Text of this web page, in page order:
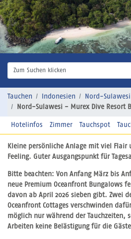
Zum Suchen klicken
Tauchen Indonesien
Nord-Sulawesi
Nord-Sulawesi - Murex Dive Resort
Hotelinfos Zimmer Tauchspot
Kleine persönliche Anlage mit viel Flair
Feeling. Guter Ausgangspunkt für
Bitte beachten: Von Anfang März bis
neue Premium Oceanfront Bungalows
davon ab April 2026 sieben gibt. Zwei
Oceanfront Cottages verschwinden
möglich nur während der Tauchzeiten,
Arbeiten keine Belästigung für die